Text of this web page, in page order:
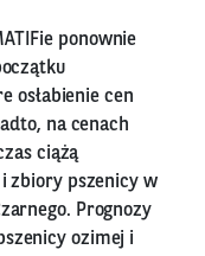
ponownie
osłabienie cen
na cenach
ciążą
zbiory pszenicy w
Prognozy
ozimej i